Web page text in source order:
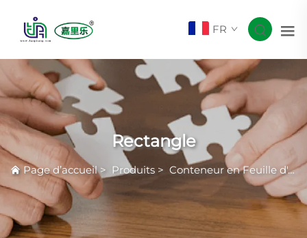
FR
Rectangle
Page d’accueil> Produits > Conteneur en Feuille d'Aluminium Courante avec Rides